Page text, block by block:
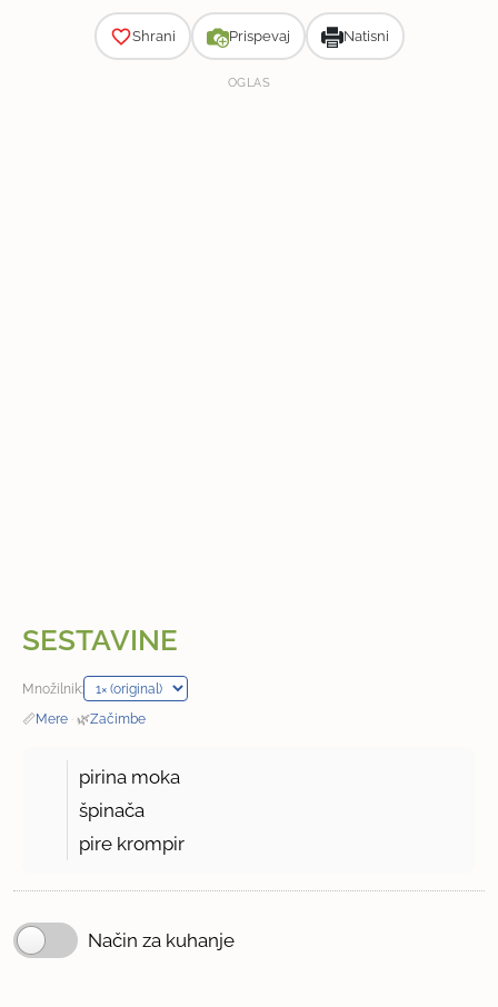
Shrani Prispevaj Natisni
OGLAS
SESTAVINE
Množilnik:
📏Mere · 🌿Začimbe
pirina moka
špinača
pire krompir
Način za kuhanje